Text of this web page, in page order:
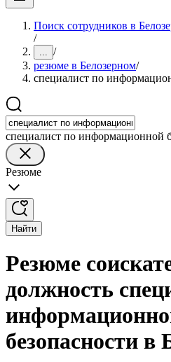
Поиск сотрудников в
/
... /
резюме в Белозерном/
специалист по
специалист по информационной
Резюме
Найти
Резюме
должность
безопасности в